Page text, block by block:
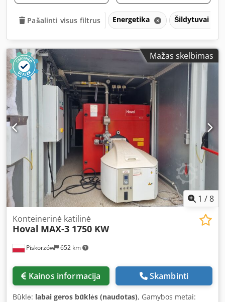
Pašalinti visus filtrus Energetika Šildytuvai ir
Mažas skelbimas
1 /8
Piskorzów 652 km
Konteinerinė katilinė
Hoval MAX-3 1750 KW
Kainos informacija Skambinti
Būklė: labai geros būklės (naudotas), Gamybos metai: